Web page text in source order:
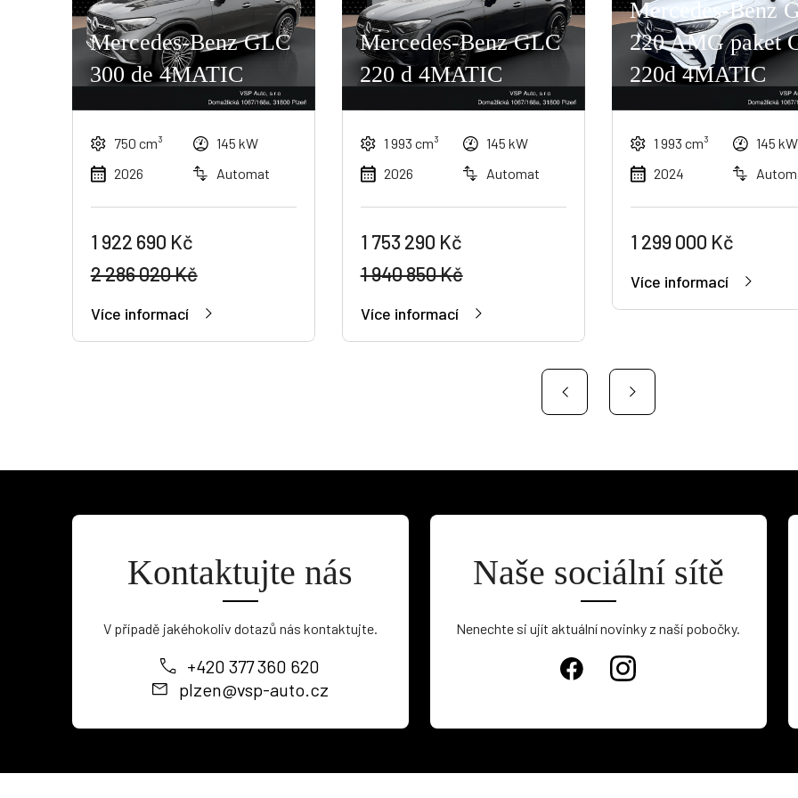
Mercedes-Benz GLC
300 de 4MATIC
750 cm³
145 kW
2026
Automat
1 922 690 Kč
2 286 020 Kč
Více informací
Mercedes-Benz GLC
220 d 4MATIC
1 993 cm³
145 kW
2026
Automat
1 753 290 Kč
1 940 850 Kč
Více informací
Mercedes-Benz
220 AMG paket
220d 4MATIC
1 993 cm³
145 kW
2024
1 299 000 Kč
Více informací
Kontaktujte nás
V případě jakéhokoliv dotazů nás kontaktujte.
+420 377 360 620
plzen@vsp-auto.cz
Naše sociální sítě
Nenechte si ujít aktuální novinky z naší pobočky.